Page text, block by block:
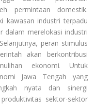
permintaan domestik.
kawasan industri terpadu
dalam merelokasi industri
peran stimulus
akan berkontribusi
ekonomi. Untuk
Jawa Tengah yang
nyata dan sinergi
sektor-sektor